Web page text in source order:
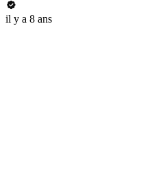
il y a 8 ans